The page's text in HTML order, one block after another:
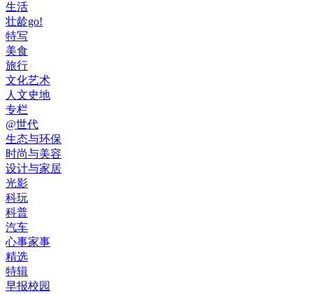
生活
壮龄go!
特写
美食
旅行
文化艺术
人文史地
专栏
@世代
生态与环保
时尚与美容
设计与家居
光影
科玩
科普
汽车
心事家事
精选
特辑
早报校园